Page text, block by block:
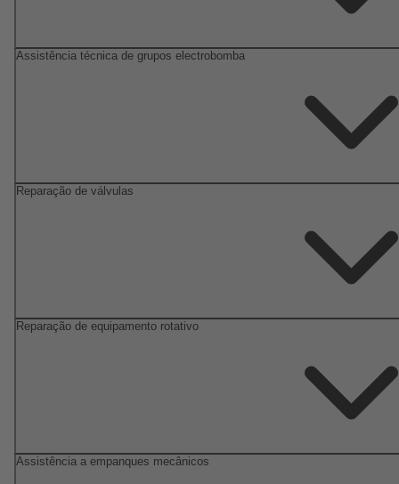
Assistência técnica de grupos electrobomba
Reparação de válvulas
Reparação de equipamento rotativo
Assistência a empanques mecânicos